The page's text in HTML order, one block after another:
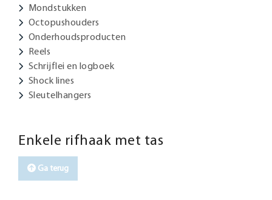
Mondstukken
Octopushouders
Onderhoudsproducten
Reels
Schrijflei en logboek
Shock lines
Sleutelhangers
Enkele rifhaak met tas
Ga terug